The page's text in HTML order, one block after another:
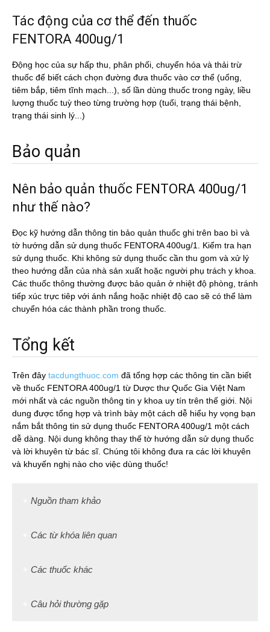
Tác động của cơ thể đến thuốc
FENTORA 400ug/1
Động học của sự hấp thu, phân phối, chuyển hóa và thải trừ
thuốc để biết cách chọn đường đưa thuốc vào cơ thể (uống,
tiêm bắp, tiêm tĩnh mạch...), số lần dùng thuốc trong ngày, liều
lượng thuốc tuỳ theo từng trường hợp (tuổi, trạng thái bệnh,
trạng thái sinh lý...)
Bảo quản
Nên bảo quản thuốc FENTORA 400ug/1
như thế nào?
Đọc kỹ hướng dẫn thông tin bảo quản thuốc ghi trên bao bì và
tờ hướng dẫn sử dụng thuốc FENTORA 400ug/1. Kiểm tra hạn
sử dụng thuốc. Khi không sử dụng thuốc cần thu gom và xử lý
theo hướng dẫn của nhà sản xuất hoặc người phụ trách y khoa.
Các thuốc thông thường được bảo quản ở nhiệt độ phòng, tránh
tiếp xúc trực tiêp với ánh nắng hoặc nhiệt độ cao sẽ có thể làm
chuyển hóa các thành phần trong thuốc.
Tổng kết
Trên đây tacdungthuoc.com đã tổng hợp các thông tin cần biết
về thuốc FENTORA 400ug/1 từ Dược thư Quốc Gia Việt Nam
mới nhất và các nguồn thông tin y khoa uy tín trên thế giới. Nội
dung được tổng hợp và trình bày một cách dễ hiểu hy vọng bạn
nắm bắt thông tin sử dụng thuốc FENTORA 400ug/1 một cách
dễ dàng. Nội dung không thay thế tờ hướng dẫn sử dụng thuốc
và lời khuyên từ bác sĩ. Chúng tôi không đưa ra các lời khuyên
và khuyến nghị nào cho việc dùng thuốc!
Nguồn tham khảo
Các từ khóa liên quan
Các thuốc khác
Câu hỏi thường gặp